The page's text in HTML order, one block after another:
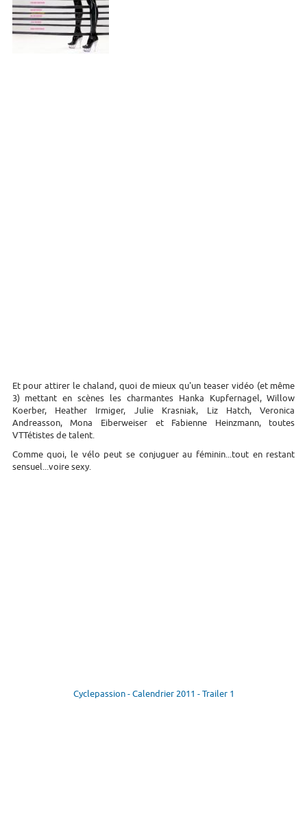
Et pour attirer le chaland, quoi de mieux qu'un teaser vidéo (et même
3) mettant en scènes les charmantes Hanka Kupfernagel, Willow
Koerber, Heather Irmiger, Julie Krasniak, Liz Hatch, Veronica
Andreasson, Mona Eiberweiser et Fabienne Heinzmann, toutes
VTTétistes de talent.
Comme quoi, le vélo peut se conjuguer au féminin...tout en restant
sensuel...voire sexy.
Cyclepassion - Calendrier 2011 - Trailer 1